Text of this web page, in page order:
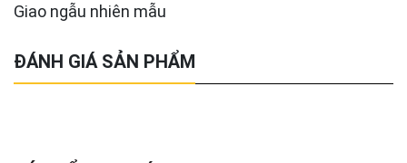
Giao ngẫu nhiên mẫu
ĐÁNH GIÁ SẢN PHẨM